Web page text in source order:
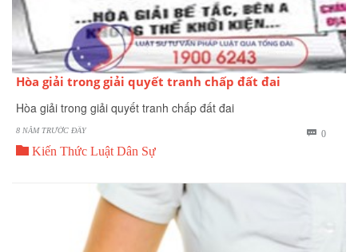
Hòa giải trong giải quyết tranh chấp đất đai
Hòa giải trong giải quyết tranh chấp đất đai
8 NĂM TRƯỚC ĐÂY  0BÌNH
 Kiến Thức Luật Dân Sự